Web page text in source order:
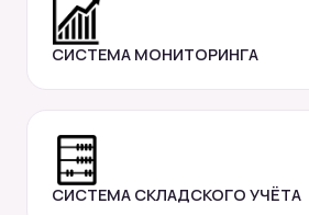
СИСТЕМА МОНИТОРИНГА
СИСТЕМА СКЛАДСКОГО УЧЁТА